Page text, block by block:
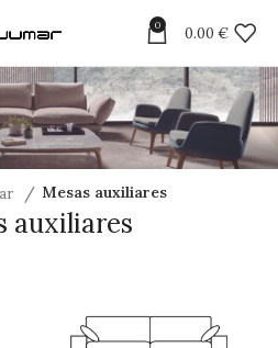
0 0.00 €
Mesas auxiliares
auxiliares